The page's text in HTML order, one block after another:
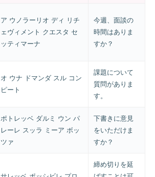
ア ウノラーリオ ディ リチ
ェヴィメント クエスタ セ
ッティマーナ
今週、面談の
時間はありま
すか？
オ ウナ ドマンダ スル コン
ピート
課題について
質問がありま
す。
ポトレッベ ダルミ ウン パ
レーレ スッラ ミーア ボッ
ツァ
下書きに意見
をいただけま
すか？
締め切りを延